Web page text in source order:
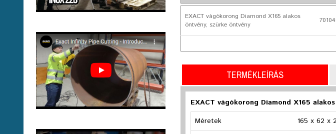
EXACT vágókorong Diamond X165 alakos
öntvény, szürke öntvény
TERMÉKLEÍRÁS
EXACT vágókorong Diamond X165
Méretek
165 x 62 x